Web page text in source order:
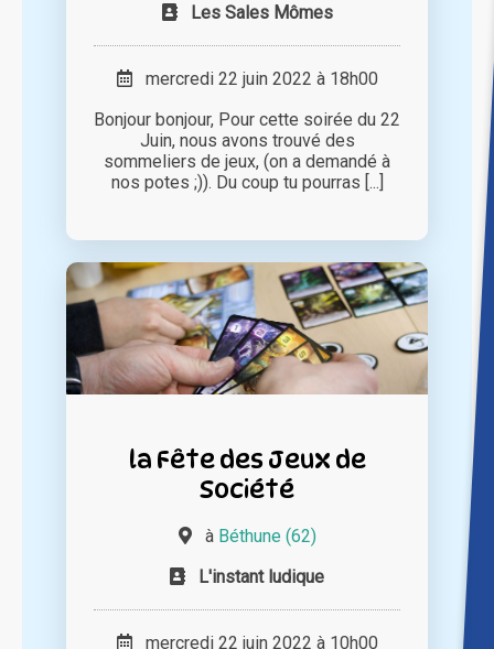
Les Sales Mômes
mercredi 22 juin 2022 à 18h00
Bonjour bonjour, Pour cette soirée du 22
Juin, nous avons trouvé des
sommeliers de jeux, (on a demandé à
nos potes ;)). Du coup tu pourras [...]
la Fête des Jeux de
Société
à Béthune (62)
L'instant ludique
mercredi 22 juin 2022 à 10h00